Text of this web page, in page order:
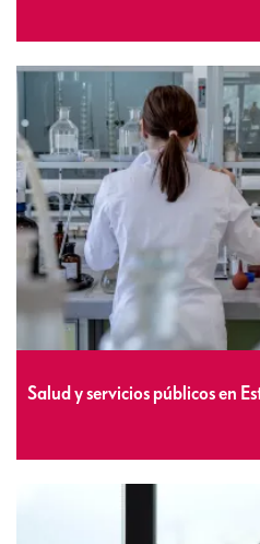
Salud y servicios públicos en